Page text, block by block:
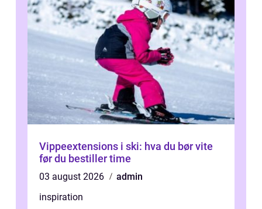
Vippeextensions i ski: hva du bør vite
før du bestiller time
03 august 2026
admin
inspiration